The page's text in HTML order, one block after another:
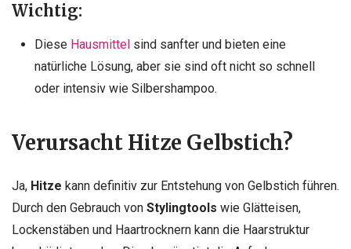
Wichtig:
Diese Hausmittel sind sanfter und bieten eine
natürliche Lösung, aber sie sind oft nicht so schnell
oder intensiv wie Silbershampoo.
Verursacht Hitze Gelbstich?
Ja, Hitze kann definitiv zur Entstehung von Gelbstich führen.
Durch den Gebrauch von Stylingtools wie Glätteisen,
Lockenstäben und Haartrocknern kann die Haarstruktur